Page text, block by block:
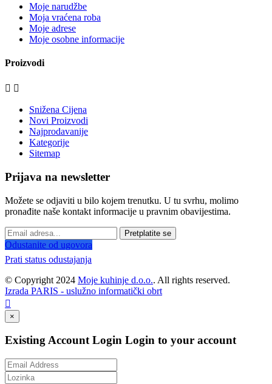
Moje narudžbe
Moja vraćena roba
Moje adrese
Moje osobne informacije
Proizvodi
 
Snižena Cijena
Novi Proizvodi
Najprodavanije
Kategorije
Sitemap
Prijava na newsletter
Možete se odjaviti u bilo kojem trenutku. U tu svrhu, molimo
pronađite naše kontakt informacije u pravnim obavijestima.
Pretplatite se
Odustanite od ugovora
Prati status odustajanja
© Copyright 2024 Moje kuhinje d.o.o.. All rights reserved.
Izrada PARIS - uslužno informatički obrt

×
Existing Account Login Login to your account